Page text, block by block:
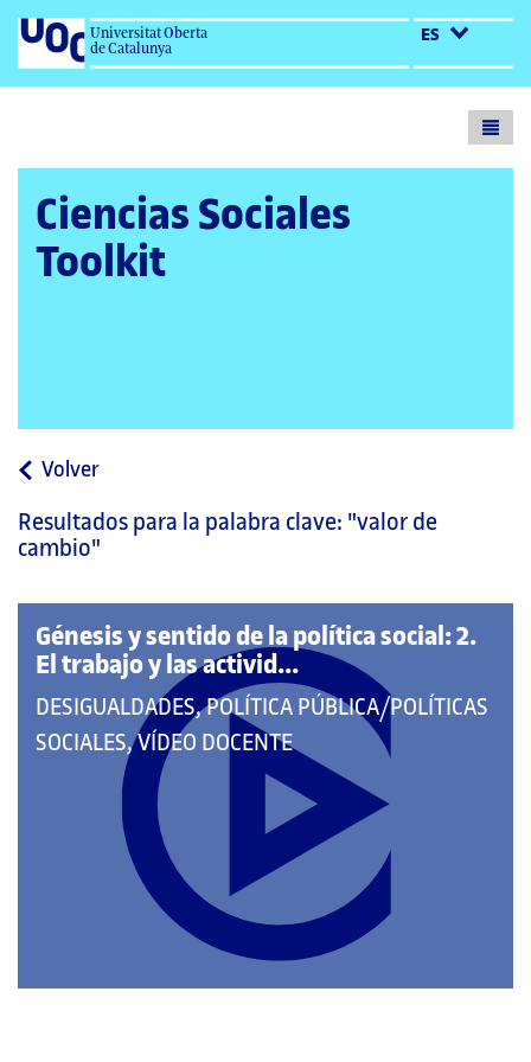
Universitat Oberta
de Catalunya
ES
Ciencias Sociales
Toolkit
Volvera
página
Resultados para la palabra clave: "valor de
cambio"
Génesis y sentido de la política social: 2.
El trabajo y las activid...
QUE
PERTENECE
CATEGORÍAS:
DESIGUALDADES, POLÍTICA PÚBLICA/POLÍTICAS
SOCIALES, VÍDEO DOCENTE